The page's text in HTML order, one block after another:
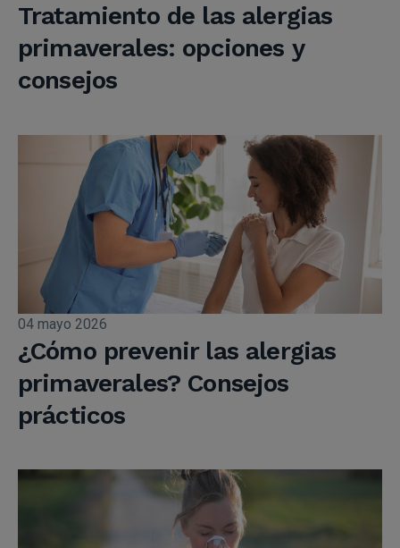
Tratamiento de las alergias
primaverales: opciones y
consejos
04 mayo 2026
¿Cómo prevenir las alergias
primaverales? Consejos
prácticos